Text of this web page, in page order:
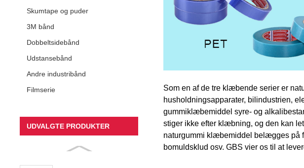
Skumtape og puder
3M bånd
Dobbeltsidebånd
Udstansebånd
Andre industribånd
Filmserie
UDVALGTE PRODUKTER
Som en af ​​de tre klæbende serier er
husholdningsapparater, bilindustrien,
gummiklæbemiddel syre- og
stiger ikke efter klæbning, og den kan
naturgummi klæbemiddel belægges på
bomuldsklud osv. GBS vier os til at